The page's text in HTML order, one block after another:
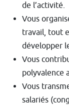
de l’activité.
Vous
travail, tout
développer
Vous
polyvalence
Vous
salariés